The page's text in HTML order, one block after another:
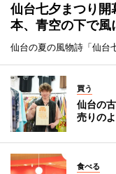
仙台七夕まつり
本、青空の下で風
仙台の夏の風物詩「仙台
買う
仙台の
売りの
食べる